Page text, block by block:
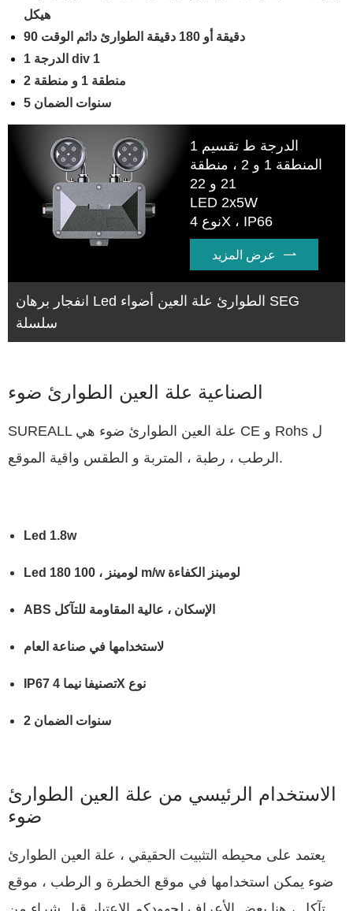
هيكل
90 دقيقة أو 180 دقيقة الطوارئ دائم الوقت
الدرجة 1 div 1
منطقة 1 و منطقة 2
5 سنوات الضمان
الدرجة ط تقسيم 1
المنطقة 1 و 2 ، منطقة
21 و 22
LED 2x5W
نوع 4X ، IP66
عرض المزيد 
انفجار برهان Led الطوارئ علة العين أضواء SEG
سلسلة
الصناعية علة العين الطوارئ ضوء
SUREALL علة العين الطوارئ ضوء هي CE و Rohs ل
الرطب ، رطبة ، المتربة و الطقس واقية الموقع.
Led 1.8w
Led 180 لومينز ، 100 m/w لومينز الكفاءة
ABS الإسكان ، عالية المقاومة للتآكل
لاستخدامها في صناعة العام
IP67 تصنيفا نيما 4X نوع
2 سنوات الضمان
الاستخدام الرئيسي من علة العين الطوارئ
ضوء
يعتمد على محيطه التثبيت الحقيقي ، علة العين الطوارئ
ضوء يمكن استخدامها في موقع الخطرة و الرطب ، موقع